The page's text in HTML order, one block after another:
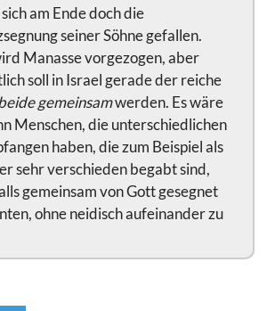
am Ende doch die
seiner Söhne gefallen.
Manasse vorgezogen, aber
soll in Israel gerade der reiche
gemeinsamwerden. Es wäre
Menschen, die unterschiedlichen
haben, die zum Beispiel als
sehr verschieden begabt sind,
gemeinsam von Gott gesegnet
ohne neidisch aufeinander zu